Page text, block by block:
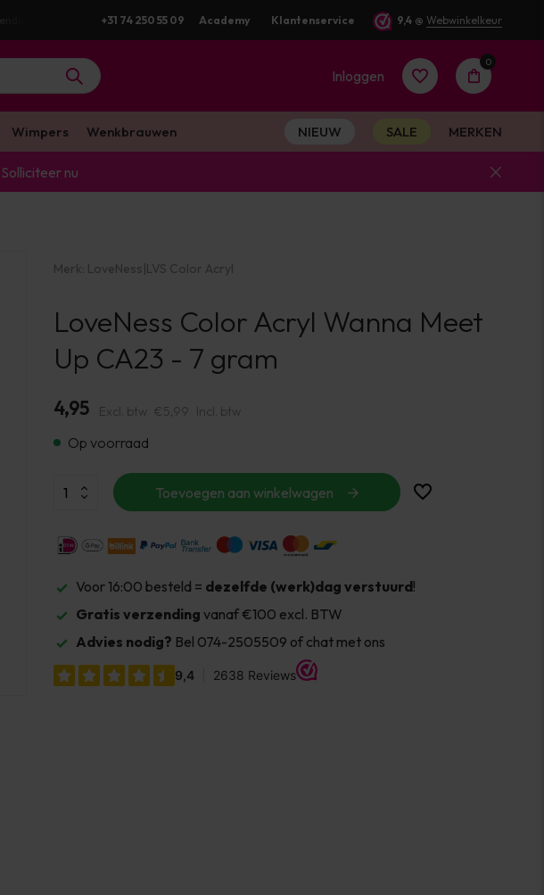
Dezelfde werkdag verstuurd
+31 74 250 55 09 Academy Klantenservice 9,4 @ Webwinkelkeur
Inloggen
aanmaken
0
Wimpers Wenkbrauwen NIEUW SALE MERKEN
Solliciteer nu
Merk: LoveNess|LVS Color Acryl
LoveNess Color Acryl Wanna Meet
Up CA23 - 7 gram
4,95 Excl. btw €5,99 Incl. btw
Op voorraad
Toevoegen aan winkelwagen
Voor 16:00 besteld = dezelfde (werk)dag verstuurd!
Gratis verzending vanaf €100 excl. BTW
Advies nodig? Bel 074-2505509 of chat met ons